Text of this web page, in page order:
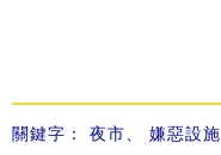
關鍵字： 夜市 嫌惡設施